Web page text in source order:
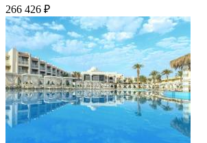
266 426 ₽